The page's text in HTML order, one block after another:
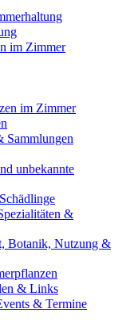
im Zimmer
im Zimmer
unbekannte
&
Botanik, Nutzung &
& Links
& Termine